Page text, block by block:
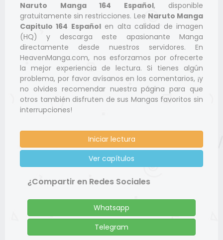
Naruto Manga 164 Español, disponible
gratuitamente sin restricciones. Lee Naruto Manga
Capitulo 164 Españolen alta calidad de imagen
(HQ) y descarga este apasionante Manga
directamente desde nuestros servidores. En
HeavenManga.com, nos esforzamos por ofrecerte
la mejor experiencia de lectura. Si tienes algún
problema, por favor avísanos en los comentarios, ¡y
no olvides recomendar nuestra página para que
otros también disfruten de sus Mangas favoritos sin
interrupciones!
Iniciar lectura
Ver capítulos
¿Compartir en Redes Sociales
Whatsapp
Telegram